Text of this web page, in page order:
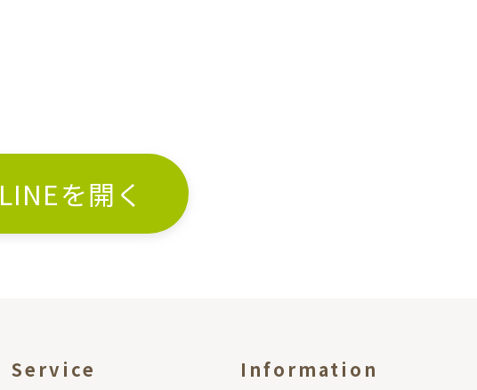
LINEを開く
Service Information